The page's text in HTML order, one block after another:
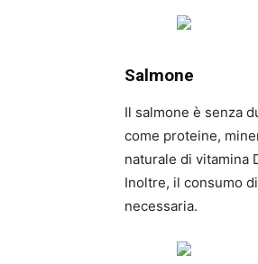
Salmone
Il salmone è senza
come proteine,
naturale di vitamina
Inoltre, il consumo
necessaria.